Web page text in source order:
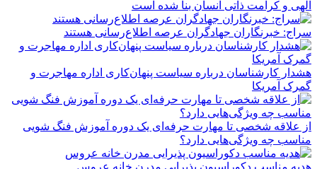
الهی و کرامت ذاتی انسان بنا شده است
سراج: خبرنگاران جهادگران عرصه اطلاع‌رسانی هستند
هشدار کارشناسان درباره سیاست پنهان‌کاری اداره مهاجرت و
گمرک آمریکا
از علاقه شخصی تا مهارت حرفه‌ای یک دوره آموزش فنگ شویی
مناسب چه ویژگی‌هایی دارد؟